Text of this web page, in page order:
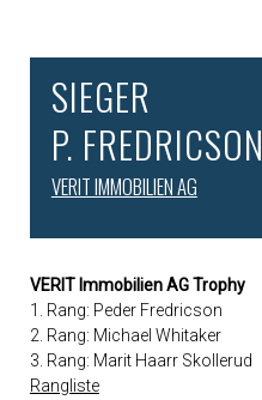
SIEGER
P. FREDRICSON
VERIT IMMOBILIEN AG
VERIT Immobilien AG Trophy
1. Rang: Peder Fredricson
2. Rang: Michael Whitaker
3. Rang: Marit Haarr Skollerud
Rangliste